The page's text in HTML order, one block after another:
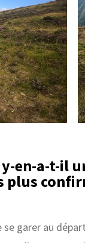
en-a-t-il
plus
garer au